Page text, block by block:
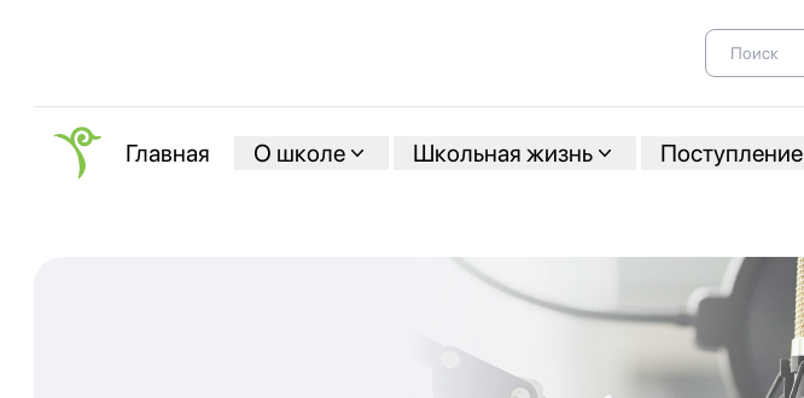
Главная О школе Школьная жизнь Поступление